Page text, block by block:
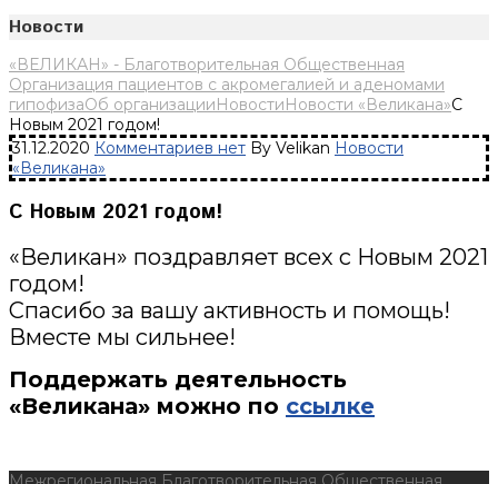
Новости
«ВЕЛИКАН» - Благотворительная Общественная
Организация пациентов с акромегалией и аденомами
гипофизаОб организацииНовостиНовости «Великана»С
Новым 2021 годом!
31.12.2020 Комментариев нет By Velikan Новости
«Великана»
С Новым 2021 годом!
«Великан» поздравляет всех с Новым 2021
годом!
Спасибо за вашу активность и помощь!
Вместе мы сильнее!
Поддержать деятельность
«Великана» можно по ссылке